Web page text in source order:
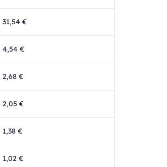
31,54 €
4,54 €
2,68 €
2,05 €
1,38 €
1,02 €